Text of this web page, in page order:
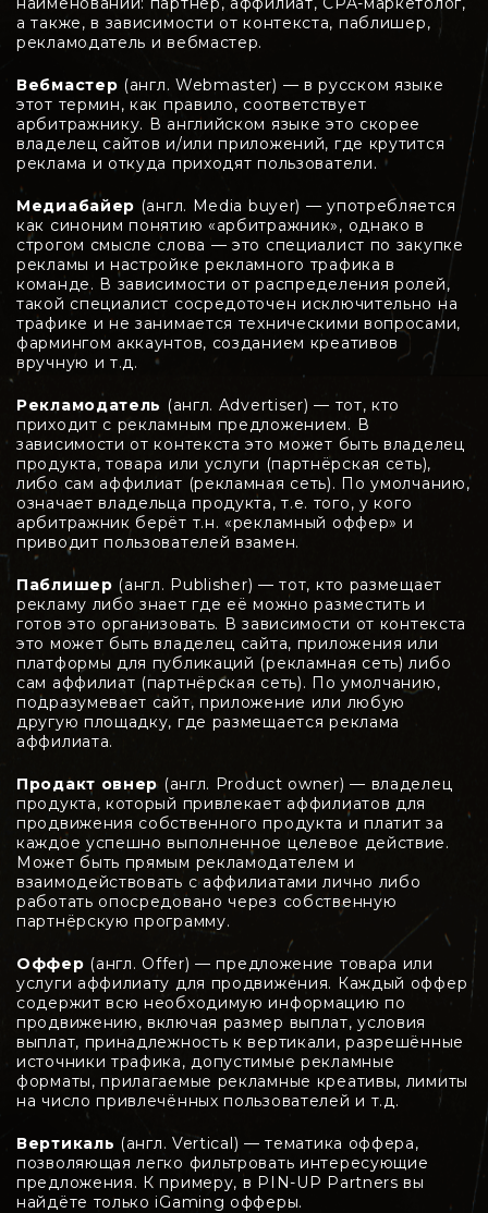
а также, в зависимости от контекста, паблишер,
рекламодатель и вебмастер.
Вебмастер (англ. Webmaster) — в русском языке
этот термин, как правило, соответствует
арбитражнику. В английском языке это скорее
владелец сайтов и/или приложений, где крутится
реклама и откуда приходят пользователи.
Медиабайер (англ. Media buyer) — употребляется
как синоним понятию «арбитражник», однако в
строгом смысле слова — это специалист по закупке
рекламы и настройке рекламного трафика в
команде. В зависимости от распределения ролей,
такой специалист сосредоточен исключительно на
трафике и не занимается техническими вопросами,
фармингом аккаунтов, созданием креативов
вручную и т.д.
Рекламодатель (англ. Advertiser) — тот, кто
приходит с рекламным предложением. В
зависимости от контекста это может быть владелец
продукта, товара или услуги (партнёрская сеть),
либо сам аффилиат (рекламная сеть). По умолчанию,
означает владельца продукта, т.е. того, у кого
арбитражник берёт т.н. «рекламный оффер» и
приводит пользователей взамен.
Паблишер (англ. Publisher) — тот, кто размещает
рекламу либо знает где её можно разместить и
готов это организовать. В зависимости от контекста
это может быть владелец сайта, приложения или
платформы для публикаций (рекламная сеть) либо
сам аффилиат (партнёрская сеть). По умолчанию,
подразумевает сайт, приложение или любую
другую площадку, где размещается реклама
аффилиата.
Продакт овнер (англ. Product owner) — владелец
продукта, который привлекает аффилиатов для
продвижения собственного продукта и платит за
каждое успешно выполненное целевое действие.
Может быть прямым рекламодателем и
взаимодействовать с аффилиатами лично либо
работать опосредовано через собственную
партнёрскую программу.
Оффер (англ. Offer) — предложение товара или
услуги аффилиату для продвижения. Каждый оффер
содержит всю необходимую информацию по
продвижению, включая размер выплат, условия
выплат, принадлежность к вертикали, разрешённые
источники трафика, допустимые рекламные
форматы, прилагаемые рекламные креативы, лимиты
на число привлечённых пользователей и т.д.
Вертикаль (англ. Vertical) — тематика оффера,
позволяющая легко фильтровать интересующие
предложения. К примеру, в PIN-UP Partners вы
найдёте только iGaming офферы.